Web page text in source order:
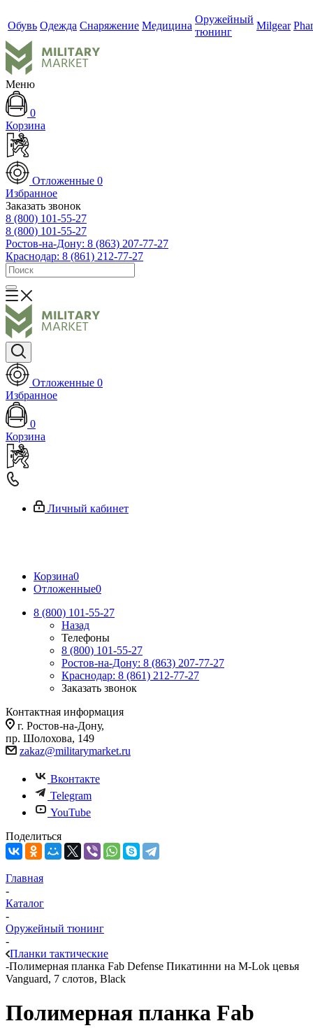
Обувь Одежда Снаряжение Медицина
Оружейный
тюнинг
Milgear
Меню
0
Корзина
Отложенные 0
Избранное
Заказать звонок
8 (800) 101-55-27
8 (800) 101-55-27
Ростов-на-Дону: 8 (863) 207-77-27
Краснодар: 8 (861) 212-77-27
Отложенные 0
Избранное
0
Корзина
Личный кабинет
Корзина0
Отложенные0
8 (800) 101-55-27
Назад
Телефоны
8 (800) 101-55-27
Ростов-на-Дону: 8 (863) 207-77-27
Краснодар: 8 (861) 212-77-27
Заказать звонок
Контактная информация
г. Ростов-на-Дону,
пр. Шолохова, 149
zakaz@militarymarket.ru
Вконтакте
Telegram
YouTube
Поделиться
Главная
-
Каталог
-
Оружейный тюнинг
-
Планки тактические
-Полимерная планка Fab Defense Пикатинни на M-Lok цевья
Vanguard, 7 слотов, Black
Полимерная планка Fab